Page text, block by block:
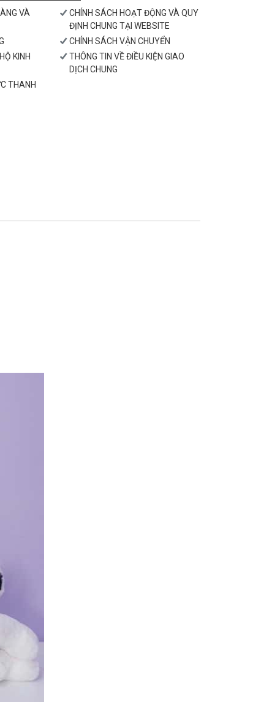
VÀ
CHÍNH SÁCH HOẠT ĐỘNG VÀ QUY
ĐỊNH CHUNG TẠI WEBSITE
CHÍNH SÁCH VẬN CHUYỂN
KINH
THÔNG TIN VỀ ĐIỀU KIỆN GIAO
DỊCH CHUNG
THANH